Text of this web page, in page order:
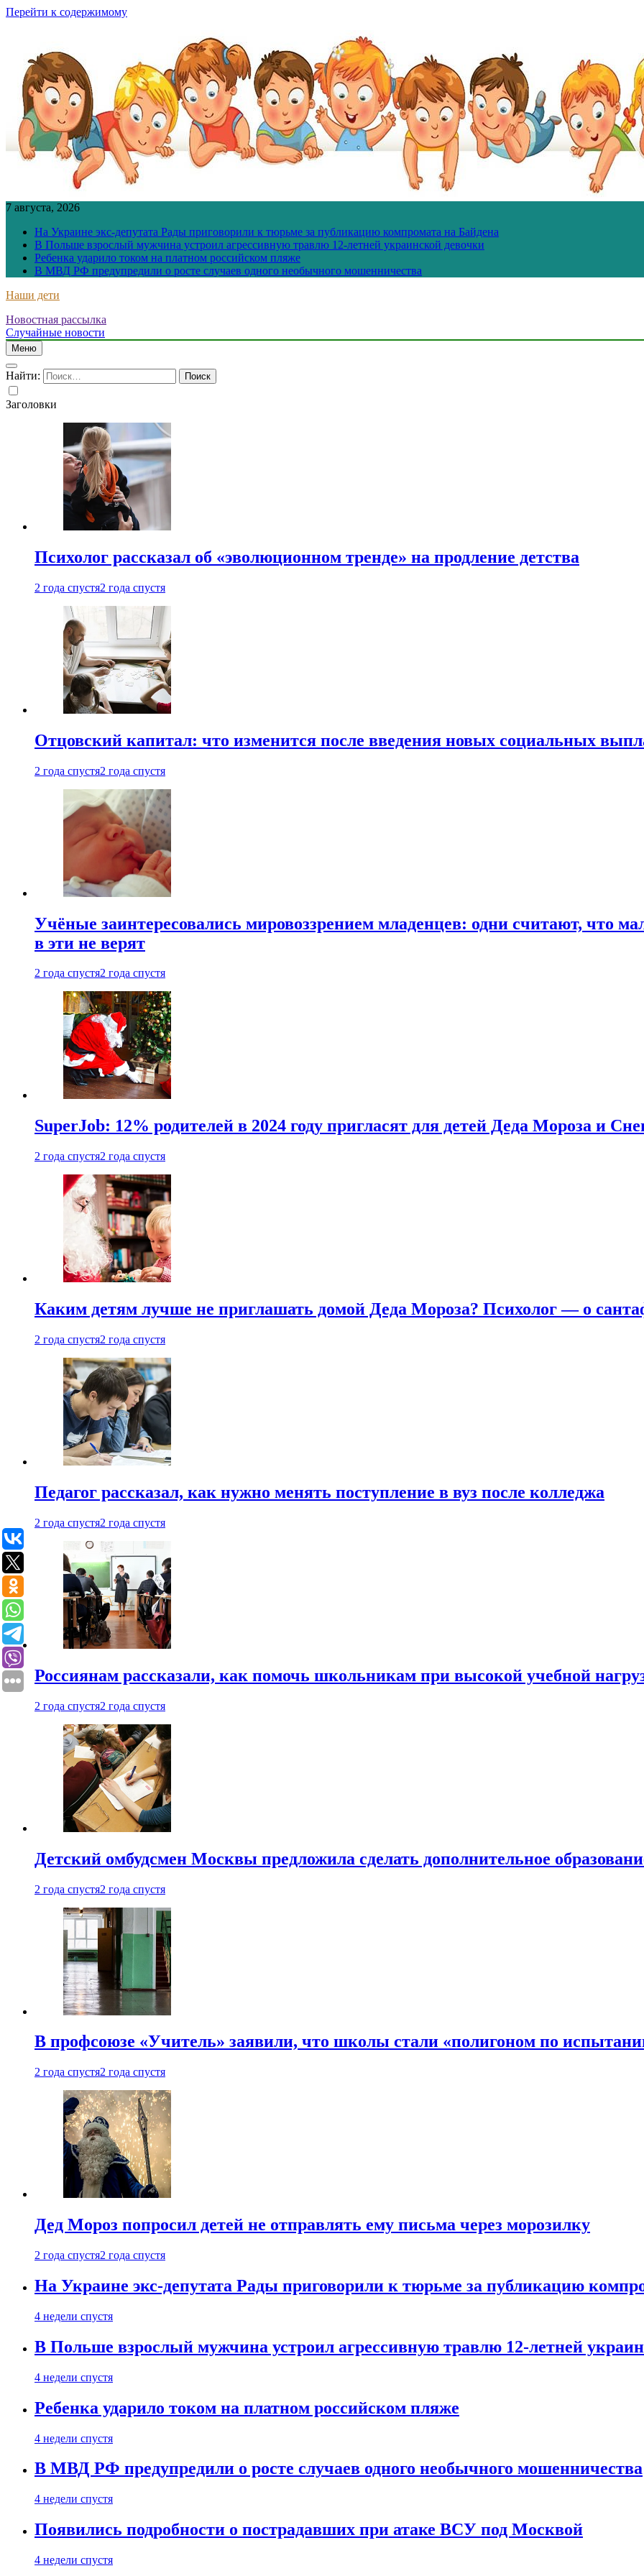
Перейти к содержимому
7 августа, 2026
На Украине экс-депутата Рады приговорили к тюрьме за публикацию компромата на Байдена
В Польше взрослый мужчина устроил агрессивную травлю 12-летней украинской девочки
Ребенка ударило током на платном российском пляже
В МВД РФ предупредили о росте случаев одного необычного мошенничества
Наши дети
Новостная рассылка
Случайные новости
Меню
Найти:
Заголовки
Психолог рассказал об «эволюционном тренде» на продление детства
2 года спустя2 года спустя
Отцовский капитал: что изменится после введения новых социальных
2 года спустя2 года спустя
Учёные заинтересовались мировоззрением младенцев: одни считают, что
в эти не верят
2 года спустя2 года спустя
SuperJob: 12% родителей в 2024 году пригласят для детей Деда Мороза и
2 года спустя2 года спустя
Каким детям лучше не приглашать домой Деда Мороза? Психолог — о
2 года спустя2 года спустя
Педагог рассказал, как нужно менять поступление в вуз после колледжа
2 года спустя2 года спустя
Россиянам рассказали, как помочь школьникам при высокой учебной
2 года спустя2 года спустя
Детский омбудсмен Москвы предложила сделать дополнительное
2 года спустя2 года спустя
В профсоюзе «Учитель» заявили, что школы стали «полигоном по
2 года спустя2 года спустя
Дед Мороз попросил детей не отправлять ему письма через морозилку
2 года спустя2 года спустя
На Украине экс-депутата Рады приговорили к тюрьме за публикацию
4 недели спустя
В Польше взрослый мужчина устроил агрессивную травлю 12-летней
4 недели спустя
Ребенка ударило током на платном российском пляже
4 недели спустя
В МВД РФ предупредили о росте случаев одного необычного мошенничества
4 недели спустя
Появились подробности о пострадавших при атаке ВСУ под Москвой
4 недели спустя